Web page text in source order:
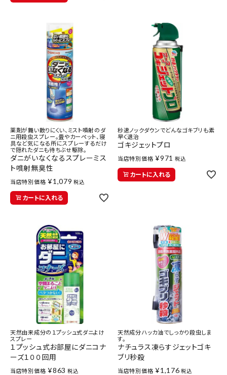
インフォメーション
医薬品に関する注意事項
プライバシーポリシー
特定商取引法について
お問い合わせ
薬剤が舞い散りにくい、ミスト噴射のダ
ニ用殺虫スプレー。畳やカーペット、寝
具など気になる所にスプレーするだけ
で隠れたダニも待ちぶせ駆除。
ダニがいなくなるスプレーミス
ト噴射無臭性
当店特別価格 ¥1,079 税込
カートに入れる
秒速ノックダウンでどんなゴキブリも素
早く退治
ゴキジェットプロ
当店特別価格 ¥971 税込
カートに入れる
天然由来成分の１プッシュ式ダニよけ
スプレー
１プッシュ式お部屋にダニコナ
ーズ１００回用
当店特別価格 ¥863 税込
天然成分ハッカ油でしっかり殺虫しま
す。
ナチュラス凍らすジェットゴキ
ブリ秒殺
当店特別価格 ¥1,176 税込